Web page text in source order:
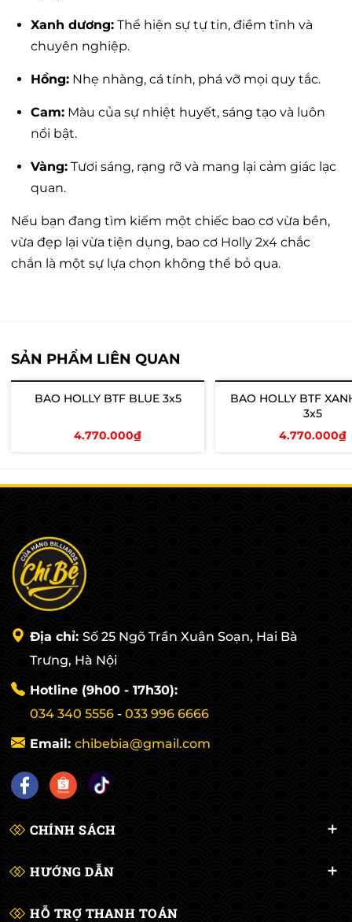
Xanh dương: Thể hiện sự tự tin, điềm tĩnh và
chuyên nghiệp.
Hồng: Nhẹ nhàng, cá tính, phá vỡ mọi quy tắc.
Cam: Màu của sự nhiệt huyết, sáng tạo và luôn
nổi bật.
Vàng: Tươi sáng, rạng rỡ và mang lại cảm giác lạc
quan.
Nếu bạn đang tìm kiếm một chiếc bao cơ vừa bền,
vừa đẹp lại vừa tiện dụng, bao cơ Holly 2x4 chắc
chắn là một sự lựa chọn không thể bỏ qua.
SẢN PHẨM LIÊN QUAN
BAO HOLLY BTF BLUE 3x5
4.770.000₫
BAO HOLLY BTF
3x5
4.770.000₫
Địa chỉ: Số 25 Ngõ Trần Xuân Soạn, Hai Bà
Trưng, Hà Nội
Hotline (9h00 - 17h30):
034 340 5556 - 033 996 6666
Email: chibebia@gmail.com
CHÍNH SÁCH
HƯỚNG DẪN
HỖ TRỢ THANH TOÁN